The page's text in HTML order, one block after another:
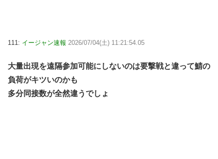
111: イージャン速報 2026/07/04(土) 11:21:54.05
大量出現を遠隔参加可能にしないのは要撃戦と違って鯖の
負荷がキツいのかも
多分同接数が全然違うでしょ